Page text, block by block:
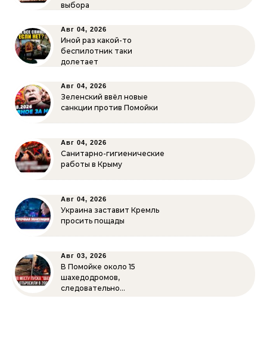
выбора
Авг 04, 2026
Иной раз какой-то
беспилотник таки
долетает
Авг 04, 2026
Зеленский ввёл новые
санкции против Помойки
Авг 04, 2026
Санитарно-гигиенические
работы в Крыму
Авг 04, 2026
Украина заставит Кремль
просить пощады
Авг 03, 2026
В Помойке около 15
шахедодромов,
следовательно…